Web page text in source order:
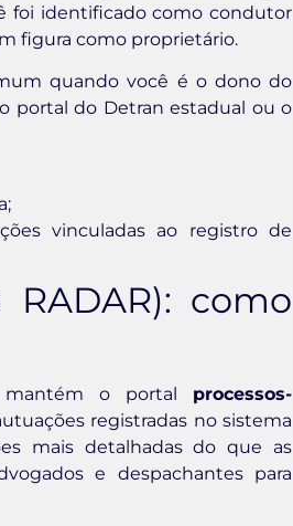
foi identificado como condutor
figura como proprietário.
quando você é o dono do
portal do Detran estadual ou o
vinculadas ao registro de
RADAR): como
mantém o portal processos-
registradas no sistema
mais detalhadas do que as
e despachantes para